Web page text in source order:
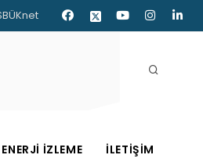
ENERJİ İZLEME İLETİŞİM